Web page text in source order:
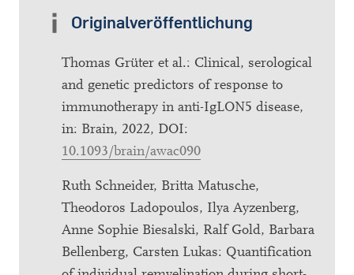
Originalveröffentlichung
Thomas Grüter et al.: Clinical, serological
and genetic predictors of response to
immunotherapy in anti-IgLON5 disease,
in: Brain, 2022, DOI:
10.1093/brain/awac090
Ruth Schneider, Britta Matusche,
Theodoros Ladopoulos, Ilya Ayzenberg,
Anne Sophie Biesalski, Ralf Gold, Barbara
Bellenberg, Carsten Lukas: Quantification